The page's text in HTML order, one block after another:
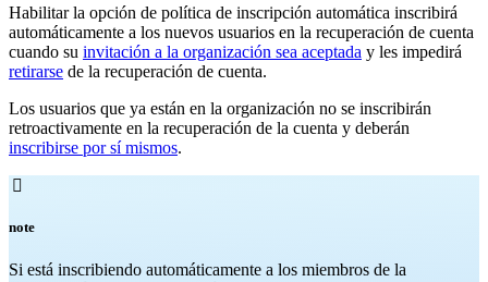
Habilitar la opción de política de inscripción automática inscribirá
automáticamente a los nuevos usuarios en la recuperación de cuenta
cuando su invitación a la organización sea aceptada y les impedirá
retirarse de la recuperación de cuenta.
Los usuarios que ya están en la organización no se inscribirán
retroactivamente en la recuperación de la cuenta y deberán
inscribirse por sí mismos.

note
Si está inscribiendo automáticamente a los miembros de la